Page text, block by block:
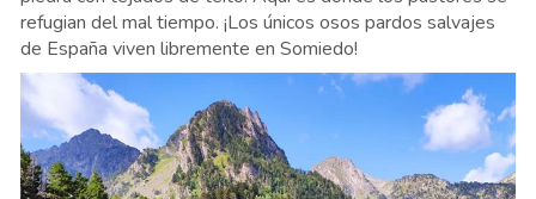
refugian del mal tiempo. ¡Los únicos osos pardos salvajes
de España viven libremente en Somiedo!